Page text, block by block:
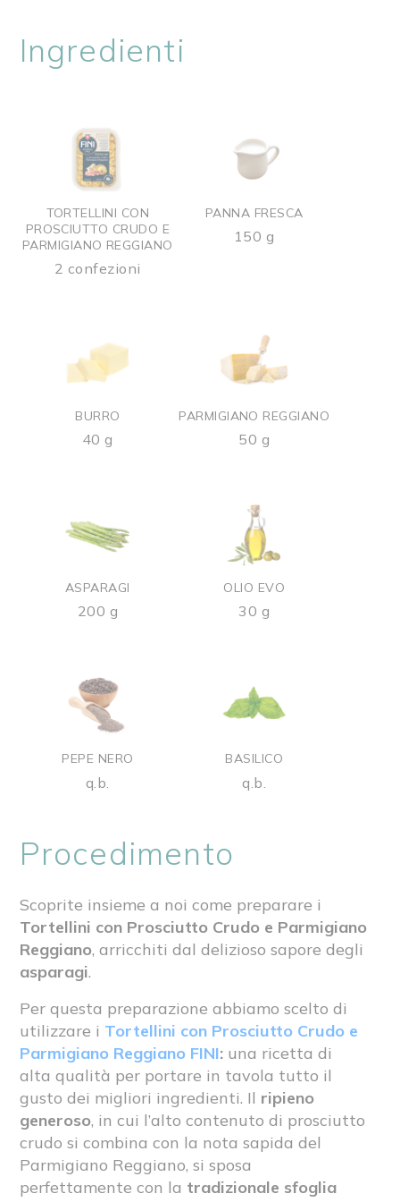
Ingredienti
TORTELLINI CON
PROSCIUTTO CRUDO E
PARMIGIANO REGGIANO
2 confezioni
PANNA FRESCA
150 g
BURRO
40 g
PARMIGIANO REGGIANO
50 g
ASPARAGI
200 g
OLIO EVO
30 g
PEPE NERO
q.b.
BASILICO
q.b.
Procedimento
Scoprite insieme a noi come preparare i
Tortellini con Prosciutto Crudo e Parmigiano
Reggiano, arricchiti dal delizioso sapore degli
asparagi.
Per questa preparazione abbiamo scelto di
utilizzare i Tortellini con Prosciutto Crudo e
Parmigiano Reggiano FINI:una ricetta di
alta qualità per portare in tavola tutto il
gusto dei migliori ingredienti. Il ripieno
generoso, in cui l’alto contenuto di prosciutto
crudo si combina con la nota sapida del
Parmigiano Reggiano, si sposa
perfettamente con la tradizionale sfoglia